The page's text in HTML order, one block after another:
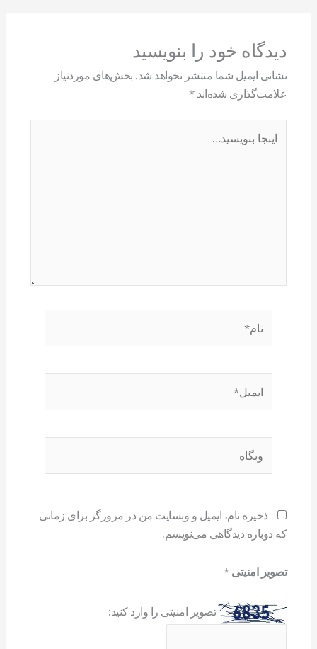
دیدگاه‌ خود را بنویسید
نشانی ایمیل شما منتشر نخواهد شد. بخش‌های موردنیاز
علامت‌گذاری شده‌اند*
بنویسید…
ذخیره نام، ایمیل و وبسایت من در مرورگر برای زمانی
که دوباره دیدگاهی می‌نویسم.
تصویر امنیتی*
تصویر امنیتی را وارد کنید: